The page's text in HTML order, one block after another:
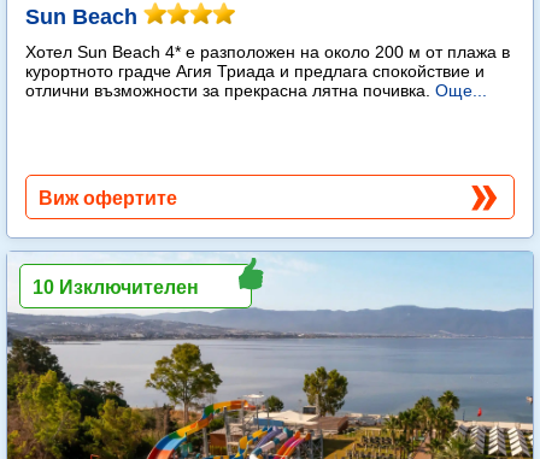
Sun Beach
Хотел Sun Beach 4* е разположен на около 200 м от плажа в
курортното градче Агия Триада и предлага спокойствие и
отлични възможности за прекрасна лятна почивка. Още...
Виж офертите
10 Изключителен